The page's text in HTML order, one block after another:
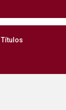
Títulos